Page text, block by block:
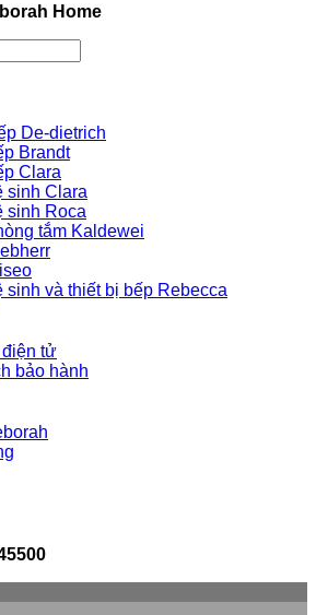
Home
De-dietrich
Brandt
Clara
sinh Clara
sinh Roca
tắm Kaldewei
sinh và thiết bị bếp Rebecca
điện tử
bảo hành